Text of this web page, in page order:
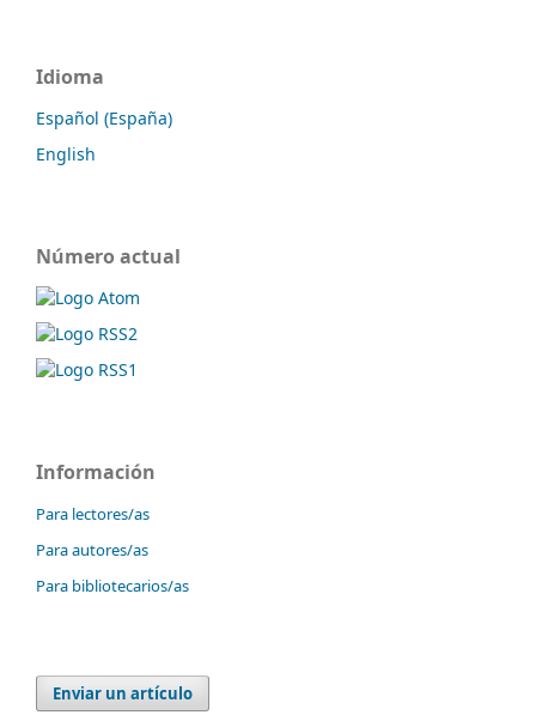
Idioma
Español (España)
English
Número actual
Información
Para lectores/as
Para autores/as
Para bibliotecarios/as
Enviar un artículo